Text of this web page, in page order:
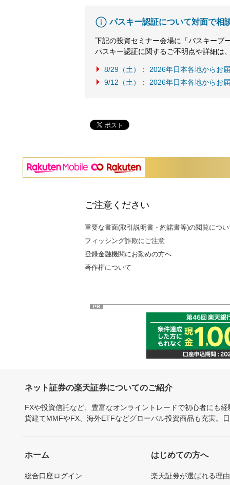
パスキー認証について対面で相
下記の投資セミナー会場に「パスキーブ
パスキー認証に関するご不明点や詳細は
8/29（土）： 2026年日本各地からお
9/12（土）： 2026年日本各地からお
ご注意ください
重要な書面(取引説明書・約諾書等)の閲覧につ
フィッシング詐欺にご注意
登録金融機関にお勤めの方へ
著作権について
PR
ネット証券の楽天証券についてのご紹介
FXや投資信託など、豊富なオンライントレードで初心者にも
貨建てMMFやFX、海外ETFなどグローバル投資商品も充実。
ホーム
総合口座ログイン
はじめての方へ
楽天証券が選ばれる理由